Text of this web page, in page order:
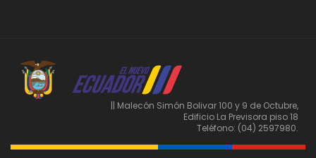
|| Malecón Simón Bolivar 100 y 9 de Octubre,
Edificio La Previsora piso 18
Teléfono: (04) 2597980.